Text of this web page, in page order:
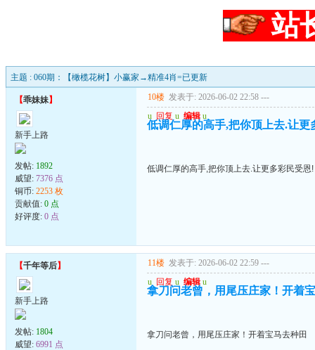
站
主题 : 060期：【橄榄花树】小赢家→精准4肖=已更新
【乖妹妹】
新手上路
发帖: 1892
威望: 7376 点
铜币: 2253 枚
贡献值: 0 点
好评度: 0 点
10楼 发表于: 2026-06-02 22:58 ---
u 回复 u 编辑 u
低调仁厚的高手,把你顶上去.让更
低调仁厚的高手,把你顶上去.让更多彩民受恩!
【千年等后】
新手上路
发帖: 1804
威望: 6991 点
11楼 发表于: 2026-06-02 22:59 ---
u 回复 u 编辑 u
拿刀问老曾，用尾压庄家！开着
拿刀问老曾，用尾压庄家！开着宝马去种田